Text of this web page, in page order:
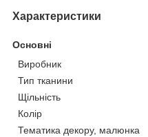
Характеристики
Основні
Виробник
Тип тканини
Щільність
Колір
Тематика декору, малюнка